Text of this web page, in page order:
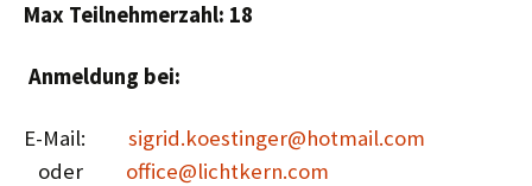
Max Teilnehmerzahl: 18
Anmeldung bei:
E-Mail: sigrid.koestinger@hotmail.com
oder office@lichtkern.com